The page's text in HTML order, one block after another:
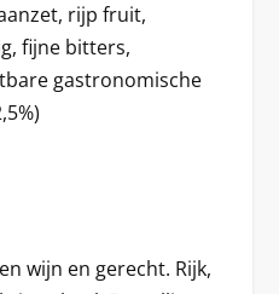
rijp fruit,
fijne bitters,
gastronomische
wijn en gerecht. Rijk,